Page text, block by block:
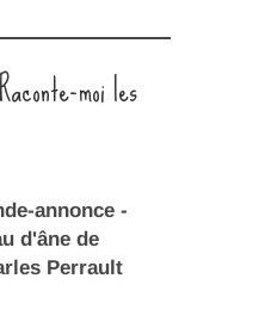
moi les
annonce -
d'âne de
Perrault